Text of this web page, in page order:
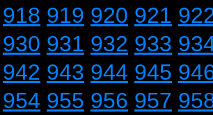
918 919 920 921
930 931 932 933
942 943 944 945
954 955 956 957